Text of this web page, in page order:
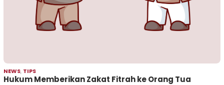
NEWS, TIPS
Hukum Memberikan Zakat Fitrah ke Orang Tua